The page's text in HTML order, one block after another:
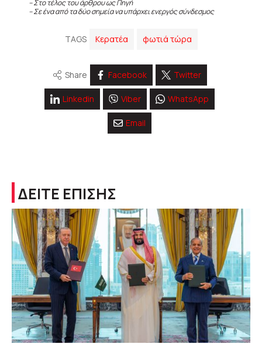
– Στο τέλος του άρθρου ως Πηγή
– Σε ένα από τα δύο σημεία να υπάρχει ενεργός σύνδεσμος
TAGS Κερατέα φωτιά τώρα
Share Facebook Twitter
Linkedin Viber WhatsApp
Email
ΔΕΙΤΕ ΕΠΙΣΗΣ